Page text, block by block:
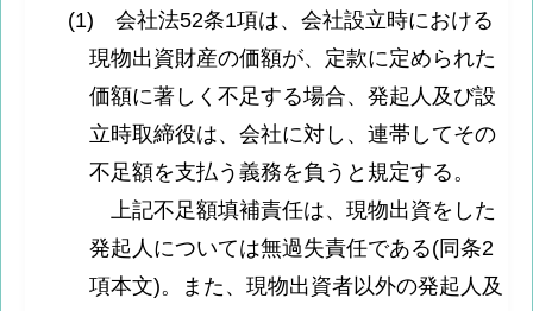
(1) 会社法52条1項は、会社設立時における
現物出資財産の価額が、定款に定められた
価額に著しく不足する場合、発起人及び設
立時取締役は、会社に対し、連帯してその
不足額を支払う義務を負うと規定する。
上記不足額填補責任は、現物出資をした
発起人については無過失責任である(同条2
項本文)。また、現物出資者以外の発起人及